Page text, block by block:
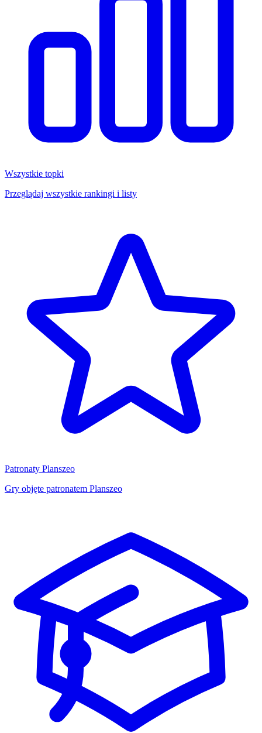
Wszystkie topki
Przeglądaj wszystkie rankingi i listy
Patronaty Planszeo
Gry objęte patronatem Planszeo